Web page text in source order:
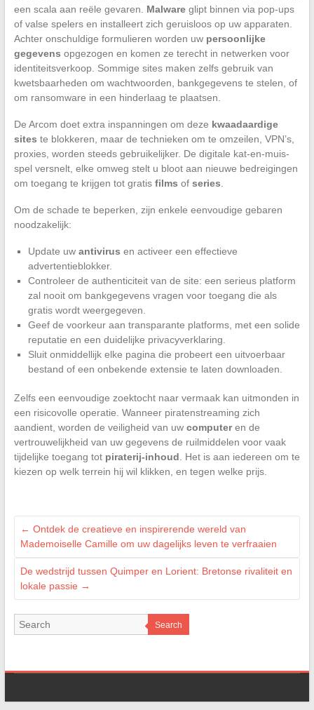
een scala aan reële gevaren. Malwareglipt binnen via pop-ups
of valse spelers en installeert zich geruisloos op uw apparaten.
Achter onschuldige formulieren worden uw persoonlijke
gegevens opgezogen en komen ze terecht in netwerken voor
identiteitsverkoop. Sommige sites maken zelfs gebruik van
kwetsbaarheden om wachtwoorden, bankgegevens te stelen, of
om ransomware in een hinderlaag te plaatsen.
De Arcom doet extra inspanningen om deze kwaadaardige
sites te blokkeren, maar de technieken om te omzeilen, VPN’s,
proxies, worden steeds gebruikelijker. De digitale kat-en-muis-
spel versnelt, elke omweg stelt u bloot aan nieuwe bedreigingen
om toegang te krijgen tot gratis films of series
Om de schade te beperken, zijn enkele eenvoudige gebaren
noodzakelijk:
Update uw antivirus en activeer een effectieve
advertentieblokker.
Controleer de authenticiteit van de site: een serieus platform
zal nooit om bankgegevens vragen voor toegang die als
gratis wordt weergegeven.
Geef de voorkeur aan transparante platforms, met een solide
reputatie en een duidelijke privacyverklaring.
Sluit onmiddellijk elke pagina die probeert een uitvoerbaar
bestand of een onbekende extensie te laten downloaden.
Zelfs een eenvoudige zoektocht naar vermaak kan uitmonden in
een risicovolle operatie. Wanneer piratenstreaming zich
aandient, worden de veiligheid van uw computeren de
vertrouwelijkheid van uw gegevens de ruilmiddelen voor vaak
tijdelijke toegang tot piraterij-inhoud . Het is aan iedereen om te
kiezen op welk terrein hij wil klikken, en tegen welke prijs.
← Ontdek de creatieve en inspirerende wereld van
Mademoiselle Camille om uw dagelijks leven te verfraaien
De wedstrijd tussen Quimper en Lorient: Bretonse rivaliteit en
lokale passie →
Search